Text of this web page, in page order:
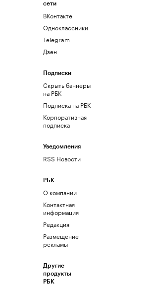
сети
ВКонтакте
Одноклассники
Telegram
Дзен
Подписки
Скрыть баннеры
на РБК
Подписка на РБК
Корпоративная
подписка
Уведомления
RSS Новости
РБК
О компании
Контактная
информация
Редакция
Размещение
рекламы
Другие
продукты
РБК